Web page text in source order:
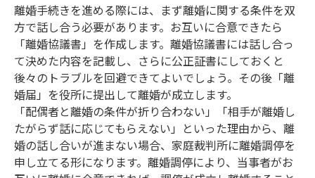
離婚手続きを進める際には、まず離婚に関する条件を双
方で話し合う必要があります。お互いに合意できたら
「離婚協議書」を作成します。離婚協議書には話し合っ
て決めた内容を記載し、さらに公正証書にしておくと
後々のトラブルを回避できてよいでしょう。その後「離
婚届」を役所に提出して離婚が成立します。
「配偶者と離婚の条件が折り合わない」「相手が離婚し
たがらず話に応じてもらえない」といった理由から、離
婚の話し合いが進まない場合、家庭裁判所に離婚調停を
申し立てる形になります。離婚調停により、当事者がお